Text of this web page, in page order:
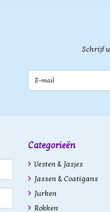
Schrijf
E-mail
Categorieën
Vesten & Jasjes
Jassen & Coatigans
Jurken
Rokken